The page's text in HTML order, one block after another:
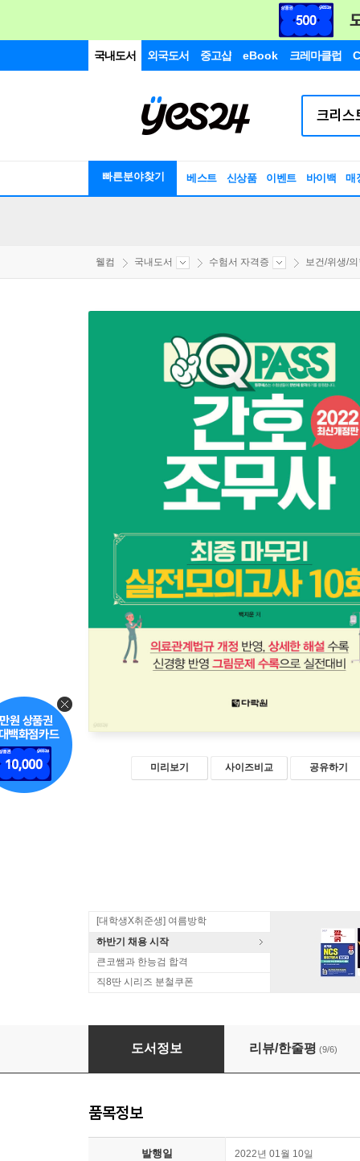
국내도서 외국도서 중고샵 eBook 크레마클럽
빠른분야찾기 베스트 신상품 이벤트 바이백 매
웰컴 국내도서 수험서 자격증 보건/위생/
미리보기 사이즈비교 공유하기
[대학생X취준생] 여름방학
하반기 채용 시작
큰코쌤과 한능검 합격
직8딴 시리즈 분철쿠폰
2022 원큐패스 간호조무사 최종 마무리 실전모
도서정보 리뷰/한줄평 (9/6)
품목정보
발행일 2022년 01월 10일